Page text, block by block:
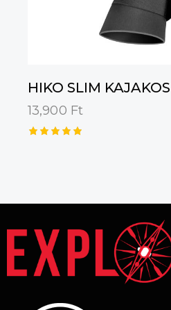
HIKO SLIM
13,900 Ft